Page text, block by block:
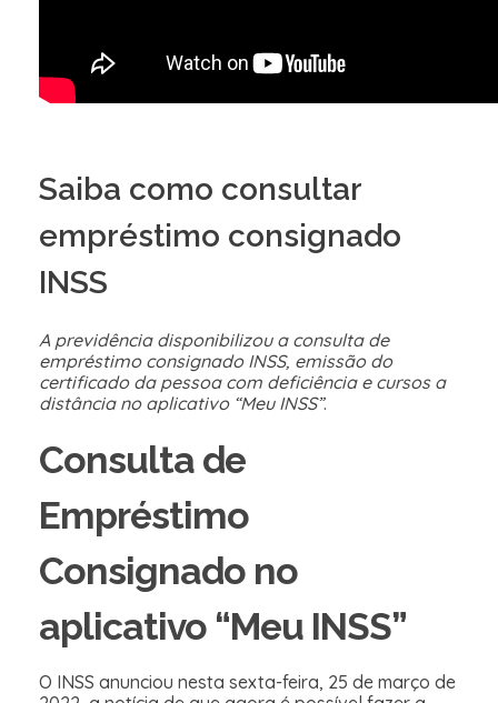
Saiba como consultar
empréstimo consignado
INSS
A previdência disponibilizou a consulta de
empréstimo consignado INSS, emissão do
certificado da pessoa com deficiência e cursos a
distância no aplicativo “Meu INSS”.
Consulta de
Empréstimo
Consignado no
aplicativo “Meu INSS”
O INSS anunciou nesta sexta-feira, 25 de março de